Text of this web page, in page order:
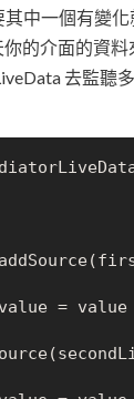
中一個有變化
的介面的資
去監聽